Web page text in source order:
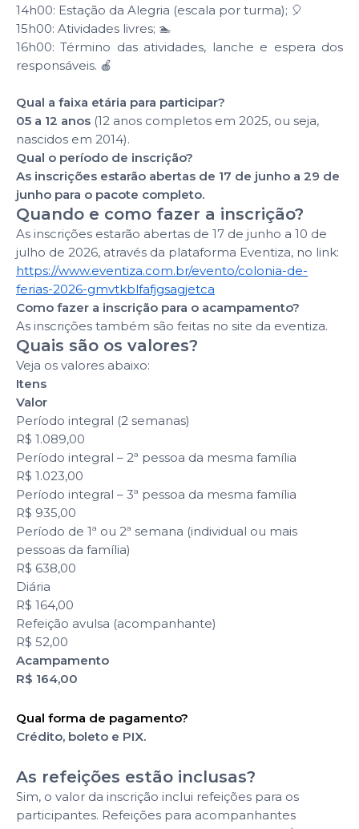
14h00: Estação da Alegria (escala por turma); 🎈
15h00: Atividades livres; 🏊
16h00: Término das atividades, lanche e espera dos
responsáveis. 🍎
Qual a faixa etária para participar?
05 a 12 anos (12 anos completos em 2025, ou seja,
nascidos em 2014).
Qual o período de inscrição?
As inscrições estarão abertas de 17 de junho a 29 de
junho para o pacote completo.
Quando e como fazer a inscrição?
As inscrições estarão abertas de 17 de junho a 10 de
julho de 2026, através da plataforma Eventiza, no link:
https://www.eventiza.com.br/evento/colonia-de-
ferias-2026-gmvtkblfafjgsagjetca
Como fazer a inscrição para o acampamento?
As inscrições também são feitas no site da eventiza.
Quais são os valores?
Veja os valores abaixo:
Itens
Valor
Período integral (2 semanas)
R$ 1.089,00
Período integral – 2ª pessoa da mesma família
R$ 1.023,00
Período integral – 3ª pessoa da mesma família
R$ 935,00
Período de 1ª ou 2ª semana (individual ou mais
pessoas da família)
R$ 638,00
Diária
R$ 164,00
Refeição avulsa (acompanhante)
R$ 52,00
Acampamento
R$ 164,00
Qual forma de pagamento?
Crédito, boleto e PIX.
As refeições estão inclusas?
Sim, o valor da inscrição inclui refeições para os
participantes. Refeições para acompanhantes